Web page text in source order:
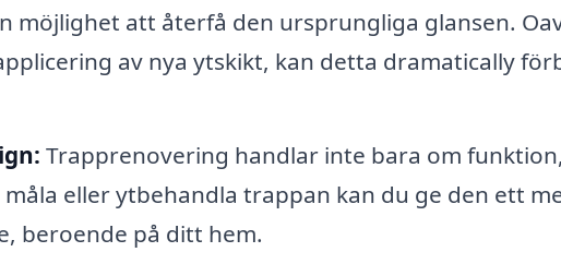
möjlighet att återfå den ursprungliga glansen.
av nya ytskikt, kan detta dramatically
Trapprenovering handlar inte bara om
eller ytbehandla trappan kan du ge den ett
beroende på ditt hem.